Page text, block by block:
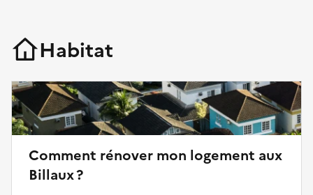
Habitat
Comment rénover mon logement aux
Billaux ?